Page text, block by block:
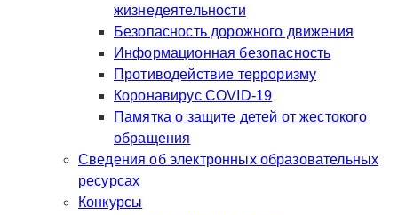
жизнедеятельности
Безопасность дорожного движения
Информационная безопасность
Противодействие терроризму
Коронавирус COVID-19
Памятка о защите детей от жестокого
обращения
Сведения об электронных образовательных
ресурсах
Конкурсы